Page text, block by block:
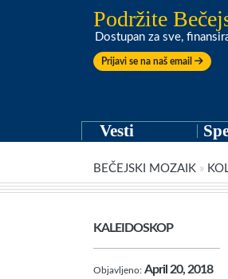
Podržite
Dostupan za sve,
Prijavi se na naš email
Vesti
BEČEJSKI MOZAIK »
KALEIDOSKOP
Objavljeno: April 20, 2018